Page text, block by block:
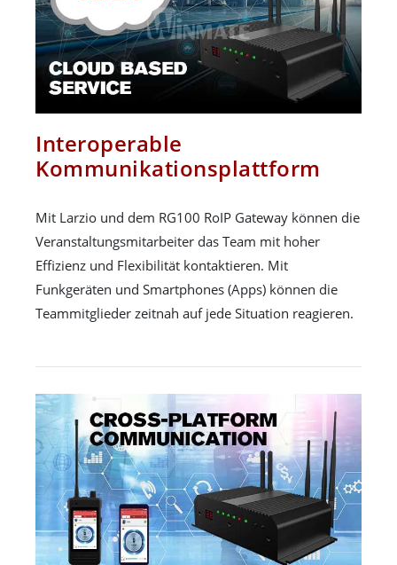
Interoperable
Kommunikationsplattform
Mit Larzio und dem RG100 RoIP Gateway können die
Veranstaltungsmitarbeiter das Team mit hoher
Effizienz und Flexibilität kontaktieren. Mit
Funkgeräten und Smartphones (Apps) können die
Teammitglieder zeitnah auf jede Situation reagieren.